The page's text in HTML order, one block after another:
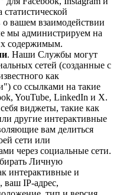
вашем взаимодействии
мы администрируем на
содержимым.
. Наши Службы могут
сетей (созданные с
как
со ссылками на такие
YouTube, LinkedIn и X.
виджеты, такие как
другие интерактивные
вам делиться
сети или
через социальные сети.
Личную
интерактивные и
ваш IP-адрес,